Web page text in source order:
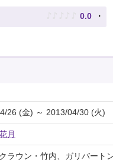
♪ ♪ ♪ ♪ ♪ 0.0
26 (金) ～ 2013/04/30 (火)
月
ラウン・竹内、ガリバート